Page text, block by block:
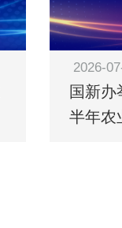
2026-
国新办
半年农